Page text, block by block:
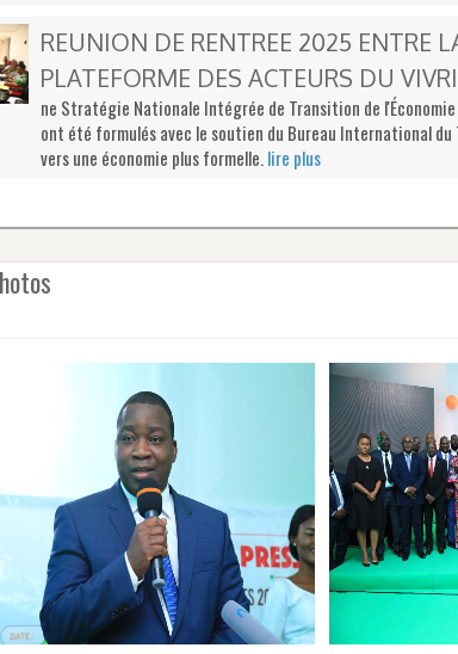
REUNION DE RENTREE 2025 ENTRE
PLATEFORME DES ACTEURS DU
ne Stratégie Nationale Intégrée de Transition de l'Économie
ont été formulés avec le soutien du Bureau International
vers une économie plus formelle.lire plus